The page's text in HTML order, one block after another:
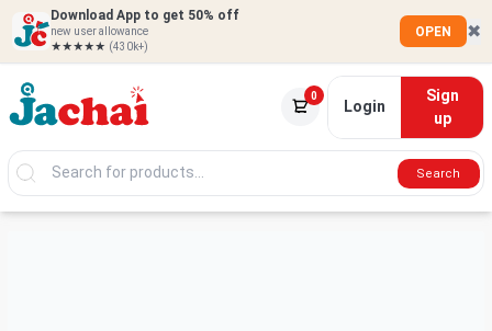
Download App to get 50% off
new user allowance
★★★★★ (430k+)
OPEN ✖
0
Login
Sign
up
Search